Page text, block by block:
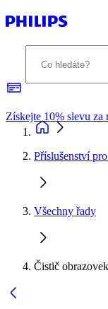
Získejte 10% slevu za
Příslušenství
Všechny řady
Čistič obrazovek